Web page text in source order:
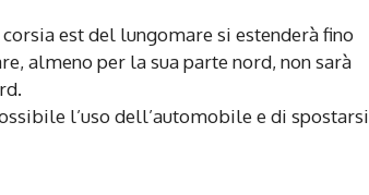
est del lungomare si estenderà fino
almeno per la sua parte nord, non sarà
l’uso dell’automobile e di spostarsi